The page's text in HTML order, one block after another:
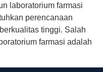
laboratorium farmasi
perencanaan
tinggi. Salah
farmasi adalah